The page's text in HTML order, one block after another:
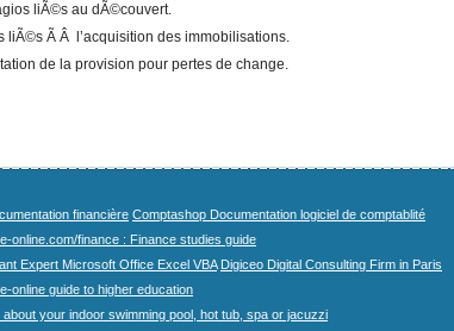
liÃ©s au dÃ©couvert.
liÃ©s Ã Â l’acquisition des immobilisations.
de la provision pour pertes de change.
financière Comptashop Documentation logiciel de comptablité
online.com/finance : Finance studies guide
Expert Microsoft Office Excel VBA Digiceo Digital Consulting Firm in Paris
online guide to higher education
about your indoor swimming pool, hot tub, spa or jacuzzi